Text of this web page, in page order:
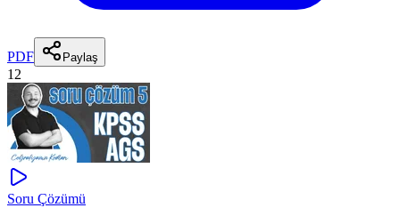
PDF Paylaş
12
Soru Çözümü